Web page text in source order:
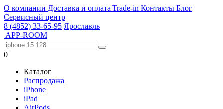
О компании Доставка и оплата Trade-in Контакты Блог
Сервисный центр
8 (4852) 33-65-95 Ярославль
APP-ROOM
0
Каталог
Распродажа
iPhone
iPad
AirPods